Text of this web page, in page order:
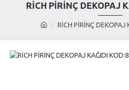
RİCH PİRİNÇ DEKOPAJ
RİCH PİRİNÇ DEKOPAJ